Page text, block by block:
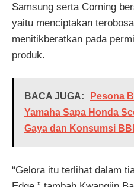
Samsung serta Corning
yaitu menciptakan
menitikberatkan pada
produk.
BACA JUGA:
Pesona
Yamaha Sapa Honda
Gaya dan Konsumsi
“Gelora itu terlihat dalam